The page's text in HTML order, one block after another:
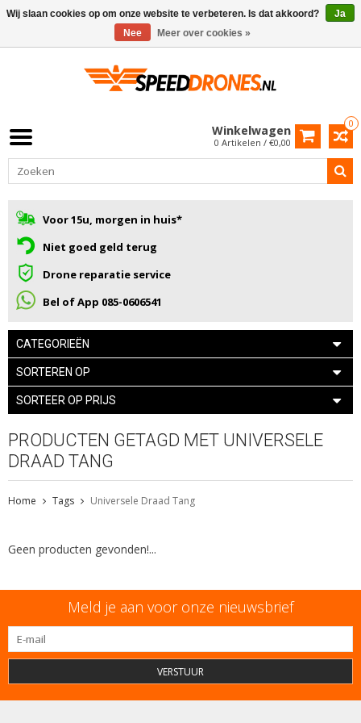
0
Winkelwagen
0 Artikelen / €0,00
Voor 15u, morgen in huis*
Niet goed geld terug
Drone reparatie service
Bel of App 085-0606541
CATEGORIEËN
SORTEREN OP
SORTEER OP PRIJS
PRODUCTEN GETAGD MET UNIVERSELE
DRAAD TANG
Home Tags Universele Draad Tang
Geen producten gevonden!...
Meld je aan voor onze nieuwsbrief
VERSTUUR
Wij slaan cookies op om onze website te verbeteren. Is dat akkoord?
Ja
Nee
Meer over cookies »